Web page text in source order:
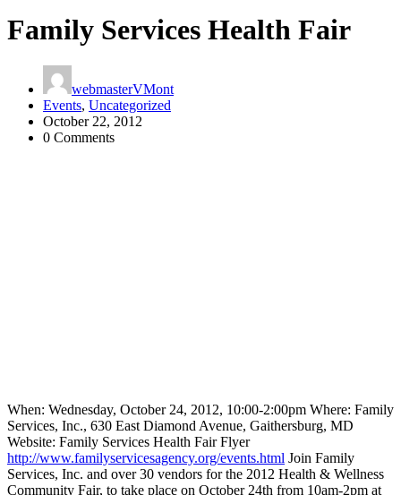
Family Services Health Fair
webmasterVMont
Events, Uncategorized
October 22, 2012
0 Comments
When: Wednesday, October 24, 2012, 10:00-2:00pm Where: Family
Services, Inc., 630 East Diamond Avenue, Gaithersburg, MD
Website: Family Services Health Fair Flyer
http://www.familyservicesagency.org/events.html Join Family
Services, Inc. and over 30 vendors for the 2012 Health & Wellness
Community Fair, to take place on October 24th from 10am-2pm at